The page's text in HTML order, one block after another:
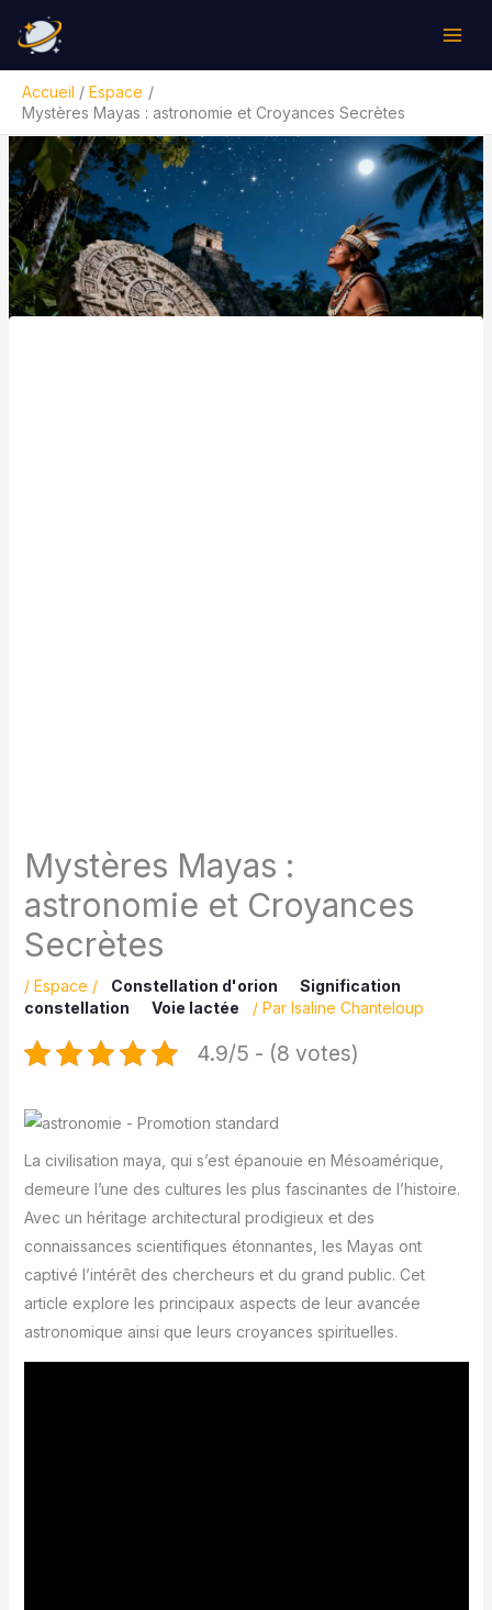
contenu
Accueil
Espace
Mystères Mayas : astronomie et Croyances Secrètes
Mystères Mayas :
astronomie et Croyances
Secrètes
/ Espace / Constellation d'orion
Signification
constellation
Voie lactée / Par Isaline Chanteloup
4.9/5 - (8 votes)
La civilisation maya, qui s’est épanouie en Mésoamérique,
demeure l’une des cultures les plus fascinantes de l’histoire.
Avec un héritage architectural prodigieux et des
connaissances scientifiques étonnantes, les Mayas ont
captivé l’intérêt des chercheurs et du grand public. Cet
article explore les principaux aspects de leur avancée
astronomique ainsi que leurs croyances spirituelles.
Rechercher